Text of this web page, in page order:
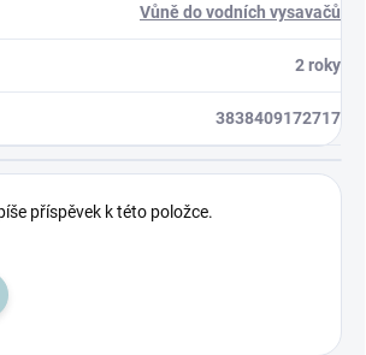
Vůně do vodních vysavačů
2 roky
3838409172717
příspěvek k této položce.